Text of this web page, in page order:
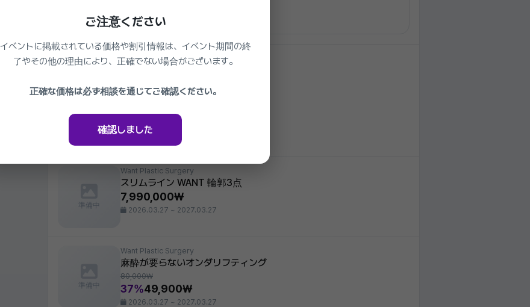
クリニックを見る
同じクリニックの他のイベント
準備中
Want Plastic Surgery
30%539,000₩
2026.03.27 ~ 2027.03.27
準備中
Want Plastic Surgery
スリムライン WANT 輪郭3点
7,990,000₩
2026.03.27 ~ 2027.03.27
準備中
Want Plastic Surgery
麻酔が要らないオンダリフティング
80,000₩
37%49,900₩
2026.03.27 ~ 2027.03.27
ご注意ください
イベントに掲載されている価格や割引情報は、イベント期間の終
了やその他の理由により、正確でない場合がございます。
正確な価格は必ず相談を通じてご確認ください。
確認しました